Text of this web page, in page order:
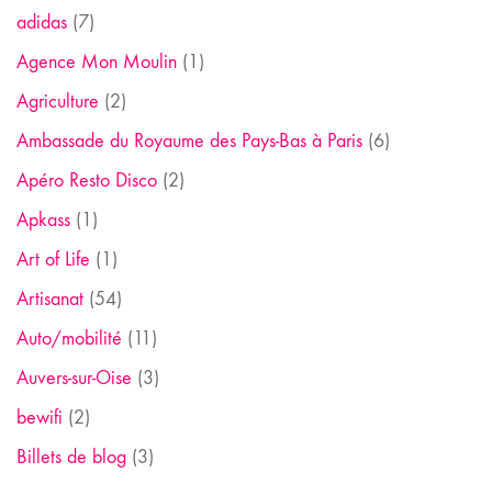
adidas (7)
Agence Mon Moulin (1)
Agriculture (2)
Ambassade du Royaume des Pays-Bas à Paris (6)
Apéro Resto Disco (2)
Apkass (1)
Art of Life (1)
Artisanat (54)
Auto/mobilité (11)
Auvers-sur-Oise (3)
bewifi (2)
Billets de blog (3)